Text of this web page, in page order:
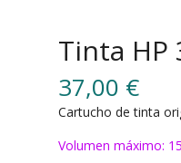
Tinta HP
37,00 €
Cartucho de tinta
Volumen máximo: